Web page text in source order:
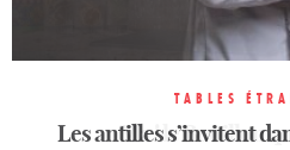
TABLES
Ma ! le Bouillon
TABLES
Les antilles s’invitent
TABLES
Casetta, le secret le